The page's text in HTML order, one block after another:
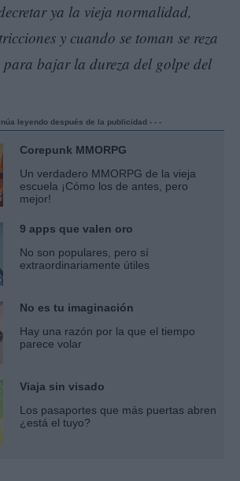
ya la vieja normalidad,
y cuando se toman se reza
bajar la dureza del golpe del
leyendo después de la publicidad - - -
Corepunk MMORPG
Un verdadero MMORPG de la vieja
escuela ¡Cómo los de antes, pero
mejor!
9 apps que valen oro
No son populares, pero sí
extraordinariamente útiles
No es tu imaginación
Hay una razón por la que el tiempo
parece volar
Viaja sin visado
Los pasaportes que más puertas abren
¿está el tuyo?